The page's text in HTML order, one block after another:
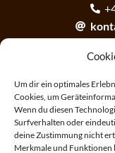
Um dir ein optimales
Cookies, um
Wenn du diesen
Surfverhalten oder
deine Zustimmung nicht
Merkmale und
Anmeldung